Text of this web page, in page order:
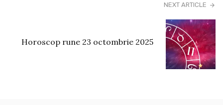
NEXT ARTICLE
Horoscop rune 23 octombrie 2025